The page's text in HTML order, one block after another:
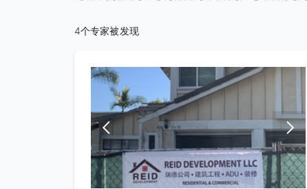
4个专家被发现